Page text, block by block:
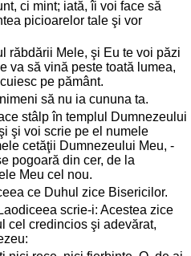
ci mint; iată, îi voi face să
picioarelor tale şi vor
răbdării Mele, şi Eu te voi păzi
va să vină peste toată lumea,
pe pământ.
să nu ia cununa ta.
stâlp în templul Dumnezeului
şi voi scrie pe el numele
cetăţii Dumnezeului Meu, -
pogoară din cer, de la
Meu cel nou.
ce Duhul zice Bisericilor.
scrie-i: Acestea zice
cel credincios şi adevărat,